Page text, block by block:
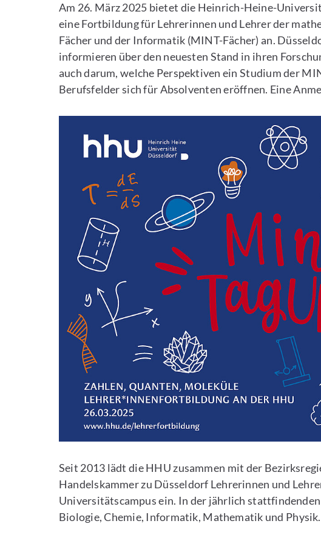
Am 26. März 2025 bietet die Heinrich-Heine-
eine Fortbildung für Lehrerinnen und Lehrer der
Fächer und der Informatik (MINT-Fächer) an.
informieren über den neuesten Stand in ihren
auch darum, welche Perspektiven ein Studium der
Berufsfelder sich für Absolventen eröffnen. Eine
Seit 2013 lädt die HHU zusammen mit der
Handelskammer zu Düsseldorf Lehrerinnen und
Universitätscampus ein. In der jährlich
Biologie, Chemie, Informatik, Mathematik und Physik.